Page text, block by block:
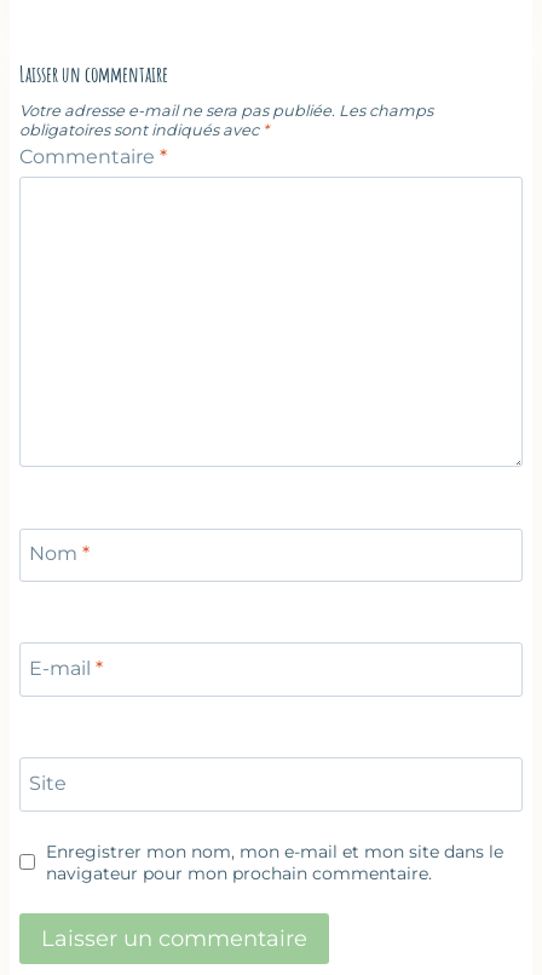
Laisser un commentaire
Votre adresse e-mail ne sera pas publiée. Les champs
obligatoires sont indiqués avec *
Commentaire *
Nom *
E-mail *
Site
Enregistrer mon nom, mon e-mail et mon site dans le
navigateur pour mon prochain commentaire.